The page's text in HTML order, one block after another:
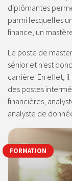
diplômantes
parmi lesquelles
finance, un
Le poste de
sénior et n'est
carrière. En effet,
des postes
financières,
analyste de
FORMATION